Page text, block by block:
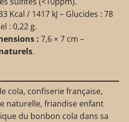
Kcal / 1417 kJ – Glucides : 78
: 0,22 g.
: 7,6 × 7 cm –
.
cola, confiserie française,
naturelle, friandise enfant
du bonbon cola dans sa